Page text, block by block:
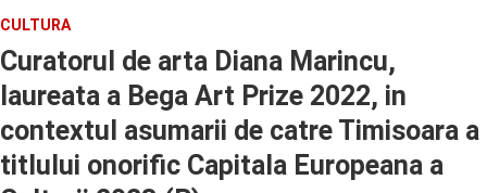
CULTURA
Curatorul de arta Diana Marincu,
laureata a Bega Art Prize 2022, in
contextul asumarii de catre Timisoara a
titlului onorific Capitala Europeana a